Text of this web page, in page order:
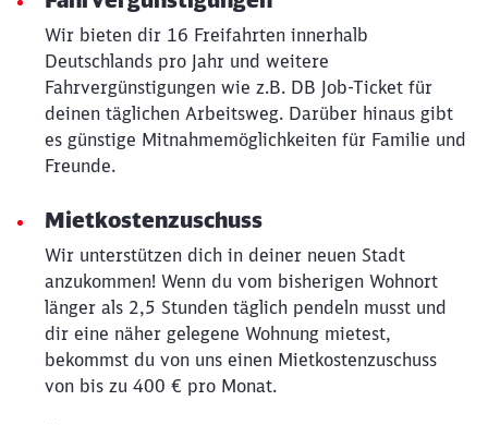
Wir bieten dir 16 Freifahrten innerhalb
Deutschlands pro Jahr und weitere
Fahrvergünstigungen wie z.B. DB Job-Ticket für
deinen täglichen Arbeitsweg. Darüber hinaus gibt
es günstige Mitnahmemöglichkeiten für Familie und
Freunde.
Mietkostenzuschuss
Wir unterstützen dich in deiner neuen Stadt
anzukommen! Wenn du vom bisherigen Wohnort
länger als 2,5 Stunden täglich pendeln musst und
dir eine näher gelegene Wohnung mietest,
bekommst du von uns einen Mietkostenzuschuss
von bis zu 400 € pro Monat.